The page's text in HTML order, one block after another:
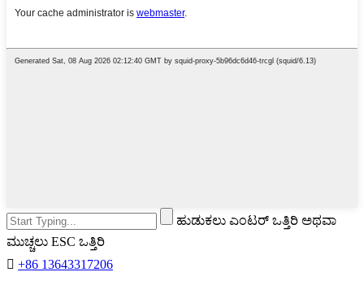
ಹುಡುಕಲು ಎಂಟರ್ ಒತ್ತಿರಿ ಅಥವಾ
ಮುಚ್ಚಲು ESC ಒತ್ತಿರಿ
 +86 13643317206